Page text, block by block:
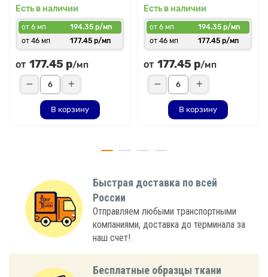
Есть в наличии
от 6 мп
194.35 р/мп
от 46 мп
177.45 р/мп
от 177.45 р/мп
В корзину
Есть в наличии
от 6 мп
194.35 р/мп
от 46 мп
177.45 р/мп
от 177.45 р/мп
В корзину
Быстрая доставка по всей
России
Отправляем любыми транспортными
компаниями, доставка до терминала за
наш счет!
Бесплатные образцы ткани